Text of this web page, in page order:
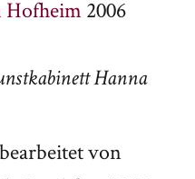
Hofheim2006
Hanna
von